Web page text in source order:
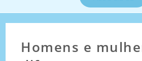
Homens e